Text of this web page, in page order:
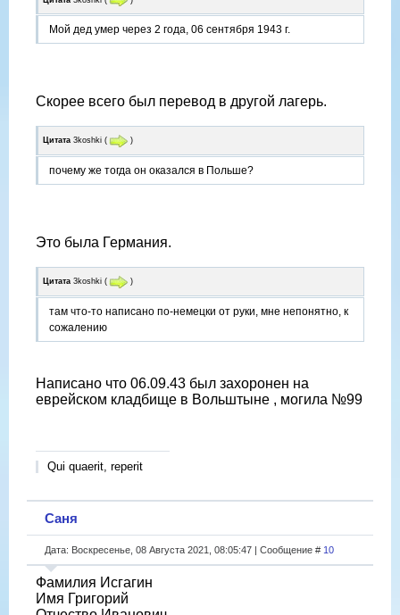
Мой дед умер через 2 года, 06 сентября 1943 г.
Скорее всего был перевод в другой лагерь.
Цитата 3koshki ( )
почему же тогда он оказался в Польше?
Это была Германия.
Цитата 3koshki ( )
там что-то написано по-немецки от руки, мне непонятно, к
сожалению
Написано что 06.09.43 был захоронен на
еврейском кладбище в Вольштыне , могила №99
Qui quaerit, reperit
Саня
Дата: Воскресенье, 08 Августа 2021, 08:05:47 | Сообщение # 10
Фамилия Исгагин
Имя Григорий